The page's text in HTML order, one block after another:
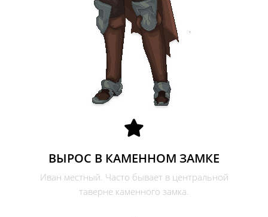
ВЫРОС В КАМЕННОМ ЗАМКЕ
Иван местный. Часто бывает в центральной
таверне каменного замка.